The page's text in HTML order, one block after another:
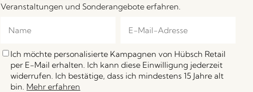
Veranstaltungen und Sonderangebote erfahren.
Ich möchte personalisierte Kampagnen von Hübsch Retail
per E-Mail erhalten. Ich kann diese Einwilligung jederzeit
widerrufen. Ich bestätige, dass ich mindestens 15 Jahre alt
bin. Mehr erfahren